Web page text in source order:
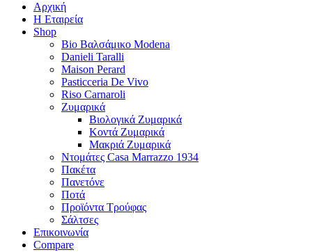
Αρχική
Η Εταιρεία
Shop
Bio Βαλσάμικο Modena
Danieli Taralli
Maison Perard
Pasticceria De Vivo
Riso Carnaroli
Ζυμαρικά
Βιολογικά Ζυμαρικά
Κοντά Ζυμαρικά
Μακριά Ζυμαρικά
Ντομάτες Casa Marrazzo 1934
Πακέτα
Πανετόνε
Ποτά
Προϊόντα Τρούφας
Σάλτσες
Επικοινωνία
Compare